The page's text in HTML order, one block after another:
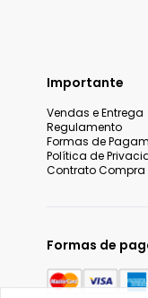
Importante
Vendas e Entrega
Regulamento
Formas de
Política de
Contrato Compra
Formas de